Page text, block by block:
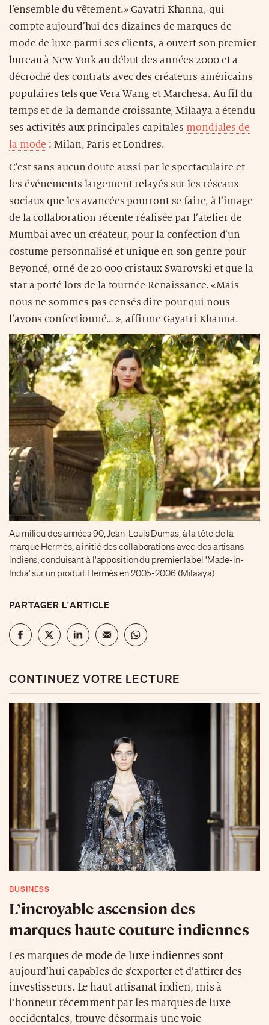
l’ensemble du vêtement.» Gayatri Khanna, qui
compte aujourd’hui des dizaines de marques de
mode de luxe parmi ses clients, a ouvert son premier
bureau à New York au début des années 2000 et a
décroché des contrats avec des créateurs américains
populaires tels que Vera Wang et Marchesa. Au fil du
temps et de la demande croissante, Milaaya a étendu
ses activités aux principales capitales mondiales de
la mode : Milan, Paris et Londres.
C’est sans aucun doute aussi par le spectaculaire et
les événements largement relayés sur les réseaux
sociaux que les avancées pourront se faire, à l’image
de la collaboration récente réalisée par l’atelier de
Mumbai avec un créateur, pour la confection d’un
costume personnalisé et unique en son genre pour
Beyoncé, orné de 20 000 cristaux Swarovski et que la
star a porté lors de la tournée Renaissance. «Mais
nous ne sommes pas censés dire pour qui nous
l’avons confectionné… », affirme Gayatri Khanna.
Au milieu des années 90, Jean-Louis Dumas, à la tête de la
marque Hermès, a initié des collaborations avec des artisans
indiens, conduisant à l'apposition du premier label 'Made-in-
India' sur un produit Hermès en 2005-2006 (Milaaya)
PARTAGER L'ARTICLE
CONTINUEZ VOTRE LECTURE
BUSINESS
L’incroyable ascension des
marques haute couture indiennes
Les marques de mode de luxe indiennes sont
aujourd’hui capables de s’exporter et d’attirer des
investisseurs. Le haut artisanat indien, mis à
l’honneur récemment par les marques de luxe
occidentales, trouve désormais une voie